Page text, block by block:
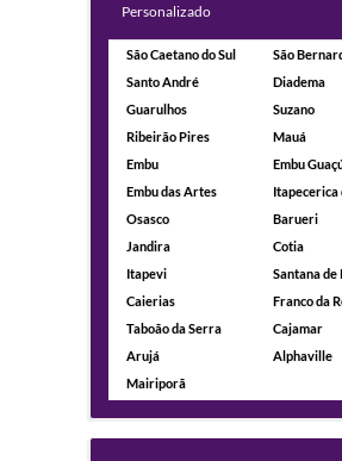
Personalizado
São Caetano do Sul
São
Santo André
Diadema
Guarulhos
Suzano
Ribeirão Pires
Mauá
Embu
Embu
Embu das Artes
Itapecerica
Osasco
Barueri
Jandira
Cotia
Itapevi
Santana de
Caierias
Franco da
Taboão da Serra
Cajamar
Arujá
Alphaville
Mairiporã